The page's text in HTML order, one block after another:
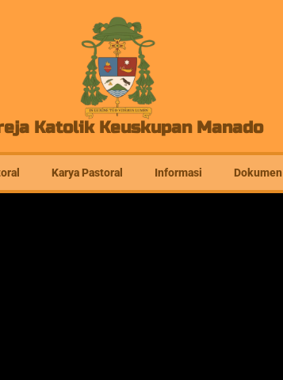
Katolik Keuskupan Manado
Karya Pastoral Informasi Dokumen